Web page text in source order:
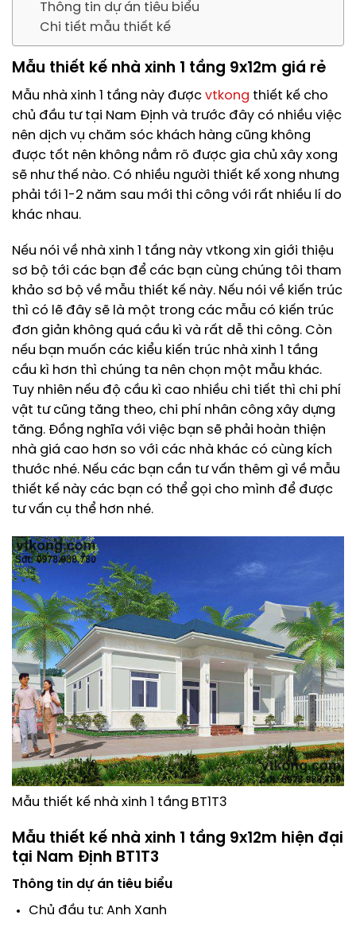
Thông tin dự án tiêu biểu
Chi tiết mẫu thiết kế
Mẫu thiết kế nhà xinh 1 tầng 9x12m giá rẻ
Mẫu nhà xinh 1 tầng này được vtkong thiết kế cho
chủ đầu tư tại Nam Định và trước đây có nhiều việc
nên dịch vụ chăm sóc khách hàng cũng không
được tốt nên không nắm rõ được gia chủ xây xong
sẽ như thế nào. Có nhiều người thiết kế xong nhưng
phải tới 1-2 năm sau mới thi công với rất nhiều lí do
khác nhau.
Nếu nói về nhà xinh 1 tầng này vtkong xin giới thiệu
sơ bộ tới các bạn để các bạn cùng chúng tôi tham
khảo sơ bộ về mẫu thiết kế này. Nếu nói về kiến trúc
thì có lẽ đây sẽ là một trong các mẫu có kiến trúc
đơn giản không quá cầu kì và rất dễ thi công. Còn
nếu bạn muốn các kiểu kiến trúc nhà xinh 1 tầng
cầu kì hơn thì chúng ta nên chọn một mẫu khác.
Tuy nhiên nếu độ cầu kì cao nhiều chi tiết thì chi phí
vật tư cũng tăng theo, chi phí nhân công xây dựng
tăng. Đồng nghĩa với việc bạn sẽ phải hoàn thiện
nhà giá cao hơn so với các nhà khác có cùng kích
thước nhé. Nếu các bạn cần tư vấn thêm gì về mẫu
thiết kế này các bạn có thể gọi cho mình để được
tư vấn cụ thể hơn nhé.
Mẫu thiết kế nhà xinh 1 tầng BT1T3
Mẫu thiết kế nhà xinh 1 tầng 9x12m hiện đại
tại Nam Định BT1T3
Thông tin dự án tiêu biểu
Chủ đầu tư: Anh Xanh